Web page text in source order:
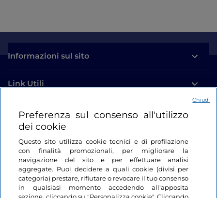
Informazioni sul sito
Link Utili
Login
Restiamo in contatto
Preferenza sul consenso all'utilizzo
dei cookie
Questo sito utilizza cookie tecnici e di profilazione
con finalità promozionali, per migliorare la
navigazione del sito e per effettuare analisi
aggregate. Puoi decidere a quali cookie (divisi per
categoria) prestare, rifiutare o revocare il tuo consenso
in qualsiasi momento accedendo all'apposita
Chiudi